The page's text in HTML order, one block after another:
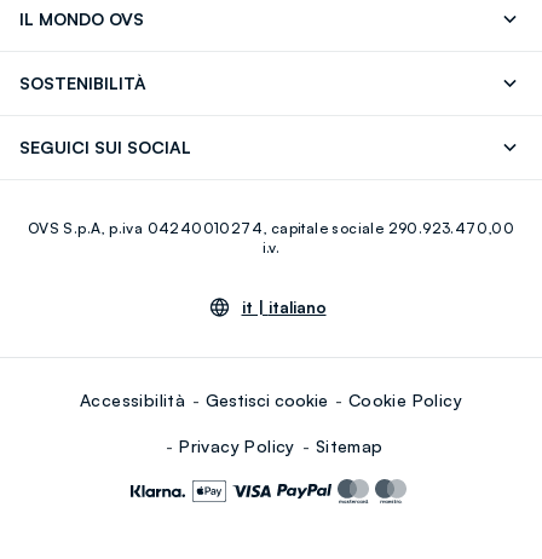
IL MONDO OVS
Giftcard
SOSTENIBILITÀ
SEGUICI SUI SOCIAL
Youtube Linkedin
OVS S.p.A, p.iva 04240010274, capitale sociale 290.923.470,00
i.v.
it | italiano
Accessibilità Gestisci cookie Cookie Policy
Privacy Policy Sitemap